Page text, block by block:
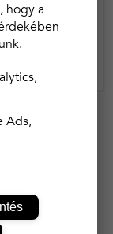
2 790,-
GreeNice
trikó-body
teli fenekű
hogy a
Ads,